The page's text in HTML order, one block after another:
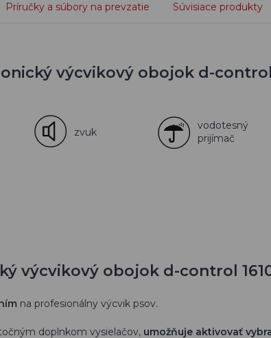
Príručky a súbory na prevzatie Súvisiace produkty
výcvikový obojok d-control
zvuk
vodotesný
prijímač
výcvikový obojok d-control
na profesionálny výcvik psov.
doplnkom vysielačov, umožňuje aktivovať